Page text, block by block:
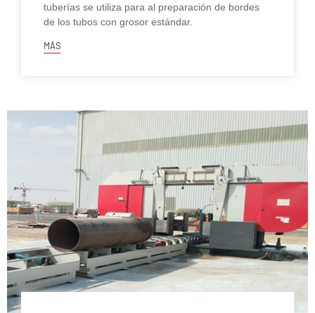
tuberías se utiliza para al preparación de bordes
de los tubos con grosor estándar.
MÁS